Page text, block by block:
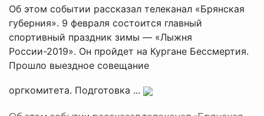
Об этом событии рассказал телеканал «Брянская
губерния». 9 февраля состоится главный
спортивный праздник зимы — «Лыжня
России-2019». Он пройдет на Кургане Бессмертия.
Прошло выездное совещание
оргкомитета. Подготовка ...